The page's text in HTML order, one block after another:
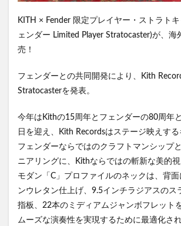
KITH × Fender 限定プレイヤー・ストラト
ェンダー Limited Player Stratocaster)が、
売！
フェンダーとの共同開発により、Kith
Stratocasterを発表。
今年はKithの15周年とフェンダーの80周年
日を迎え、Kith Recordsはステージ映えする
フェンダーならではのクラフトマンシップ
ニアリングに、Kithならではの斬新な美的視
モダン「C」プロファイルのネックは、背
ンウレタン仕上げ、9.5インチラジアスのス
指板、22本のミディアムジャンボフレット
ムーズな演奏性を実現するために最適化され